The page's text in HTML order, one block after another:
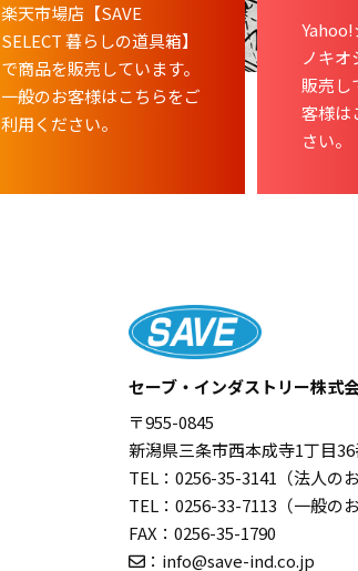
楽天市場店【SAVE
SELECT 暮らしの道具箱】
で商品を販売しています。
一般のお客様はこちらをご
利用ください。
ノキオ
販売し
客様は
さい。
セーブ・インダストリー株式
〒955-0845
新潟県三条市西本成寺1丁目
TEL： 0256-35-3141 （法人の
TEL： 0256-33-7113 （一般の
FAX：0256-35-1790
： info@save-ind.co.jp